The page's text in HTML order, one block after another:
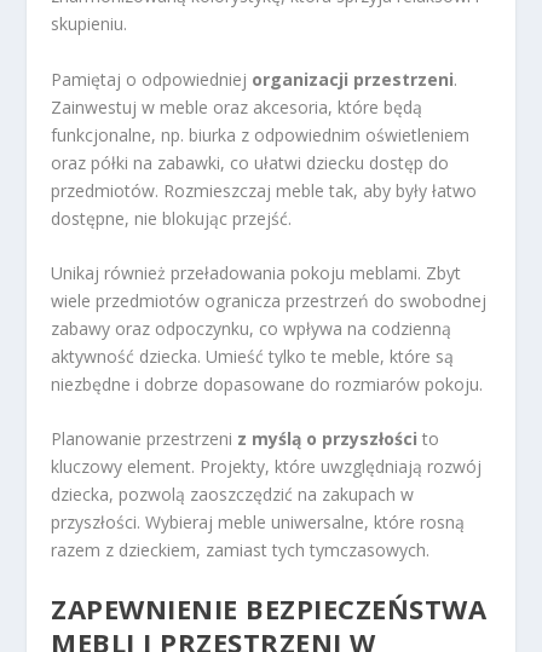
skupieniu.
Pamiętaj o odpowiedniej organizacji przestrzeni.
Zainwestuj w meble oraz akcesoria, które będą
funkcjonalne, np. biurka z odpowiednim oświetleniem
oraz półki na zabawki, co ułatwi dziecku dostęp do
przedmiotów. Rozmieszczaj meble tak, aby były łatwo
dostępne, nie blokując przejść.
Unikaj również przeładowania pokoju meblami. Zbyt
wiele przedmiotów ogranicza przestrzeń do swobodnej
zabawy oraz odpoczynku, co wpływa na codzienną
aktywność dziecka. Umieść tylko te meble, które są
niezbędne i dobrze dopasowane do rozmiarów pokoju.
Planowanie przestrzeni z myślą o przyszłości to
kluczowy element. Projekty, które uwzględniają rozwój
dziecka, pozwolą zaoszczędzić na zakupach w
przyszłości. Wybieraj meble uniwersalne, które rosną
razem z dzieckiem, zamiast tych tymczasowych.
ZAPEWNIENIE BEZPIECZEŃSTWA
MEBLI I PRZESTRZENI W